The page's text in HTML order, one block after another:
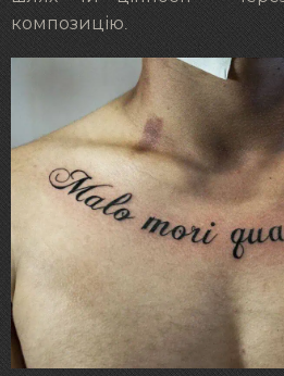
композицію.